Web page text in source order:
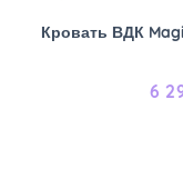
Кровать ВДК
6